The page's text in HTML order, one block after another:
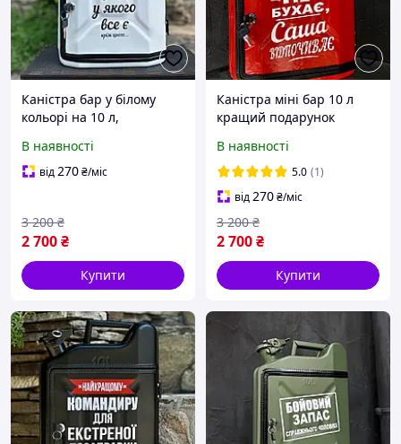
Каністра бар у білому
кольорі на 10 л,
чоловікові, міні бар, набір
для віскі
В наявності
від270₴/міс
2 700₴
3 200 ₴
Купити
Каністра міні бар 10 л
кращий подарунок
татові
В наявності
5.0 (1)
від270₴/міс
2 700₴
3 200 ₴
Купити